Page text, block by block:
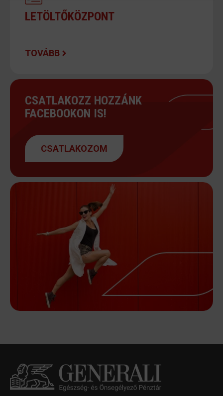
LETÖLTŐKÖZPONT
TOVÁBB
CSATLAKOZZ HOZZÁNK
FACEBOOKON IS!
CSATLAKOZOM